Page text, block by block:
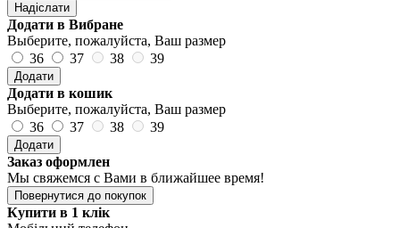
Надіслати
Додати в Вибране
Выберите, пожалуйста, Ваш размер
36
37 38 39
Додати
Додати в кошик
Выберите, пожалуйста, Ваш размер
36
37 38 39
Додати
Заказ оформлен
Мы свяжемся с Вами в ближайшее время!
Повернутися до покупок
Купити в 1 клік